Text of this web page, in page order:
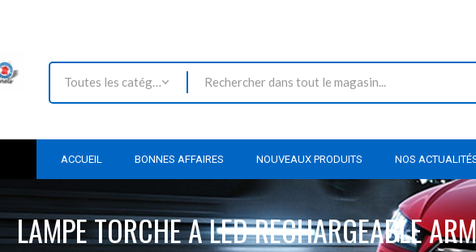
Toutes les catégories
ACCUEIL BONNES AFFAIRES NOUVEAUX PRODUITS NOS
LAMPE TORCHE A LED RECHARGEABLE